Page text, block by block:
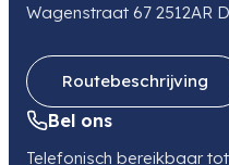
Wagenstraat 67 2512AR
Routebeschrijving
Bel ons
Telefonisch bereikbaar